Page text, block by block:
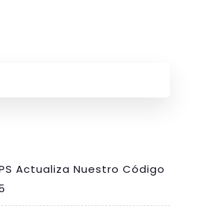
Actualiza Nuestro Código